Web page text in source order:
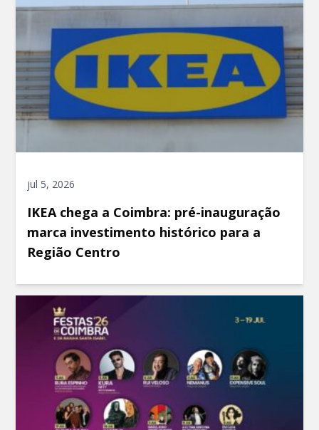
jul 5, 2026
IKEA chega a Coimbra: pré-inauguração
marca investimento histórico para a
Região Centro